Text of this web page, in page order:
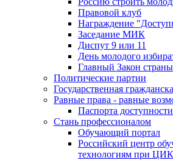
Правовой клуб
Награждение
Заседание МИК
Диспут 9 или 11
День молодого
Главный Закон страны
Политические партии
Государственная
Равные права - равные
Паспорта
Стань профессионалом
Обучающий портал
Российский центр
технологиям при